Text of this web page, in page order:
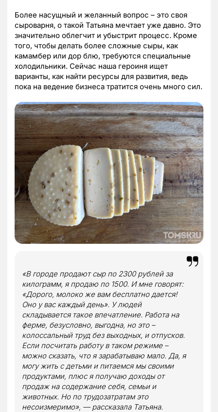
Более насущный и желанный вопрос – это своя
сыроварня, о такой Татьяна мечтает уже давно. Это
значительно облегчит и убыстрит процесс. Кроме
того, чтобы делать более сложные сыры, как
камамбер или дор блю, требуются специальные
холодильники. Сейчас наша героиня ищет
варианты, как найти ресурсы для развития, ведь
пока на ведение бизнеса тратится очень много сил.
«В городе продают сыр по 2300 рублей за
килограмм, я продаю по 1500. И мне говорят:
«Дорого, молоко же вам бесплатно дается!
Оно у вас каждый день». У людей
складывается такое впечатление. Работа на
ферме, безусловно, выгодна, но это –
колоссальный труд без выходных, и отпусков.
Если посчитать работу в таком режиме –
можно сказать, что я зарабатываю мало. Да, я
могу жить с детьми и питаемся мы своими
продуктами, плюс я получаю доходы от
продаж на содержание себя, семьи и
животных. Но по трудозатратам это
несоизмеримо», — рассказала Татьяна.